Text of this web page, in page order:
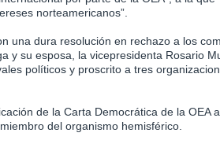
norteamericanos”.
una dura resolución en rechazo a los
y su esposa, la vicepresidenta Rosario
políticos y proscrito a tres
de la Carta Democrática de la OEA a
del organismo hemisférico.